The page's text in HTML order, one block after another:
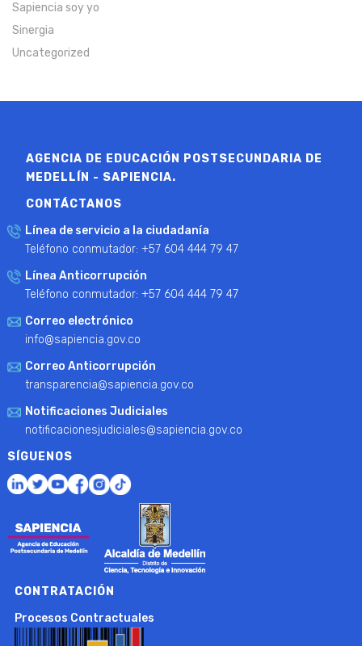
Sapiencia soy yo
Sinergia
Uncategorized
AGENCIA DE EDUCACIÓN POSTSECUNDARIA DE
MEDELLÍN - SAPIENCIA.
CONTÁCTANOS
Línea de servicio a la ciudadanía
Teléfono conmutador: +57 604 444 79 47
Línea Anticorrupción
Teléfono conmutador: +57 604 444 79 47
Correo electrónico
info@sapiencia.gov.co
Correo Anticorrupción
transparencia@sapiencia.gov.co
Notificaciones Judiciales
notificacionesjudiciales@sapiencia.gov.co
SÍGUENOS
CONTRATACIÓN
Procesos Contractuales